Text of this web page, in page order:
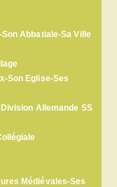
Abbatiale-Sa Ville
Son Eglise-Ses
Allemande SS
Médiévales-Ses